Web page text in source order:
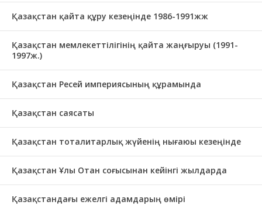
Қазақстан қайта құру кезеңінде 1986-1991жж
Қазақстан мемлекеттілігінің қайта жаңғыруы (1991-
1997ж.)
Қазақстан Ресей империясының құрамында
Қазақстан саясаты
Қазақстан тоталитарлық жүйенің нығаюы кезеңінде
Қазақстан Ұлы Отан соғысынан кейінгі жылдарда
Қазақстандағы ежелгі адамдарың өмірі